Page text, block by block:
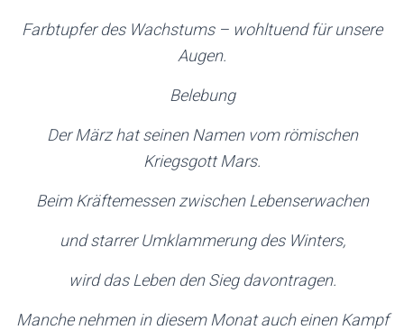
Farbtupfer des Wachstums – wohltuend für unsere
Augen.
Belebung
Der März hat seinen Namen vom römischen
Kriegsgott Mars.
Beim Kräftemessen zwischen Lebenserwachen
und starrer Umklammerung des Winters,
wird das Leben den Sieg davontragen.
Manche nehmen in diesem Monat auch einen Kampf